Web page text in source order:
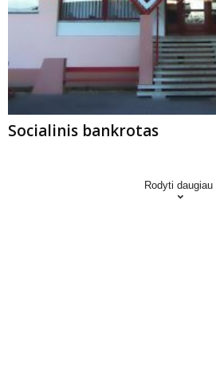
Socialinis bankrotas
Rodyti daugiau